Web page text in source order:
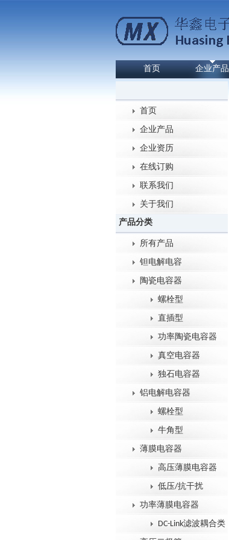
首页 企业产品
首页
企业产品
企业资历
在线订购
联系我们
关于我们
产品分类
所有产品
钽电解电容
陶瓷电容器
螺栓型
直插型
功率陶瓷电容器
真空电容器
独石电容器
铝电解电容器
螺栓型
牛角型
薄膜电容器
高压薄膜电容器
低压/抗干扰
功率薄膜电容器
DC-Link滤波耦合类